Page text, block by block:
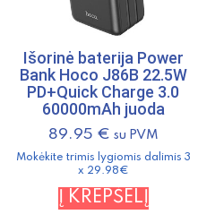
Išorinė baterija Power
Bank Hoco J86B 22.5W
PD+Quick Charge 3.0
60000mAh juoda
89.95 € su PVM
Mokėkite trimis lygiomis dalimis 3
x 29.98€
Į KREPŠELĮ